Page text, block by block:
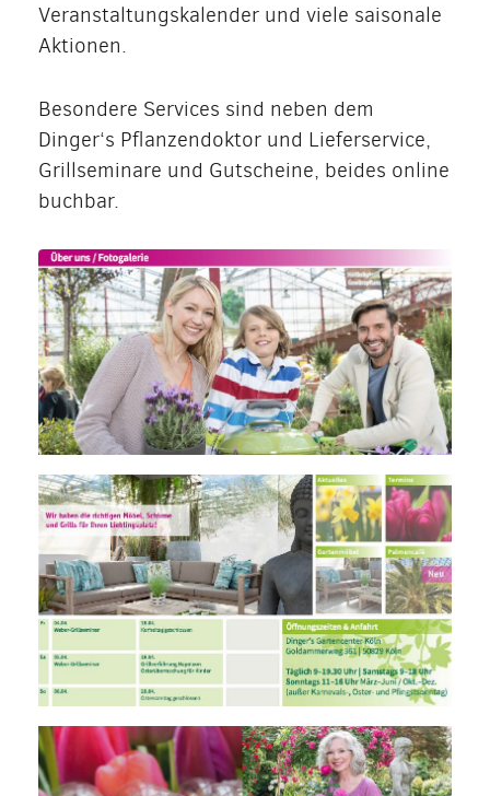
Veranstaltungskalender und viele saisonale
Aktionen.
Besondere Services sind neben dem
Dinger‘s Pflanzendoktor und Lieferservice,
Grillseminare und Gutscheine, beides online
buchbar.